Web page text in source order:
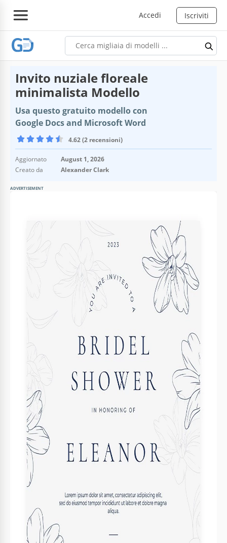
Accedi Iscriviti
Invito nuziale floreale
minimalista Modello
Usa questo gratuito modello con
Google Docs and Microsoft Word
4.62 (2 recensioni)
Aggiornato
August 1, 2026
Creato da
Alexander Clark
ADVERTISEMENT